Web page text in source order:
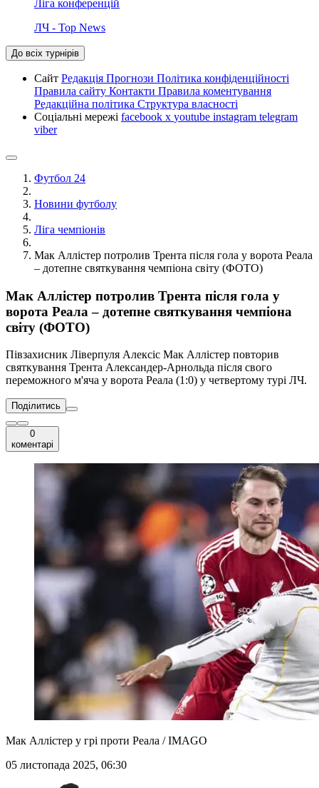
Ліга конференцій
ЛЧ - Top News
До всіх турнірів
Сайт Редакція Прогнози Політика конфіденційності
Правила сайту Контакти Правила коментування
Редакційна політика Структура власності
Соціальні мережі facebook x youtube instagram telegram
viber
Футбол 24
Новини футболу
Ліга чемпіонів
Мак Аллістер потролив Трента після гола у ворота Реала
– дотепне святкування чемпіона світу (ФОТО)
Мак Аллістер потролив Трента після гола у
ворота Реала – дотепне святкування чемпіона
світу (ФОТО)
Півзахисник Ліверпуля Алексіс Мак Аллістер повторив
святкування Трента Александер-Арнольда після свого
переможного м'яча у ворота Реала (1:0) у четвертому турі ЛЧ.
Поділитись
0
коментарі
Мак Аллістер у грі проти Реала / IMAGO
05 листопада 2025, 06:30